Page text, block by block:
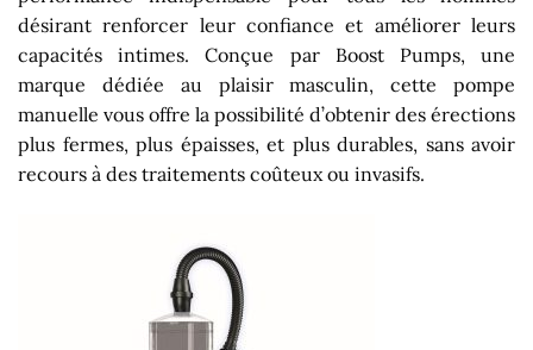
désirant renforcer leur confiance et améliorer leurs
capacités intimes. Conçue par Boost Pumps, une
marque dédiée au plaisir masculin, cette pompe
manuelle vous offre la possibilité d’obtenir des érections
plus fermes, plus épaisses, et plus durables, sans avoir
recours à des traitements coûteux ou invasifs.